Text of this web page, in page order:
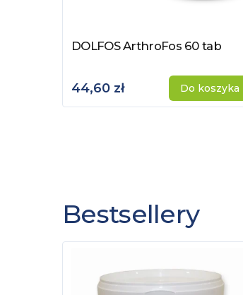
Zobacz produkt
DOLFOS ArthroFos 60 tab
44,60 zł Do koszyka
Bestsellery